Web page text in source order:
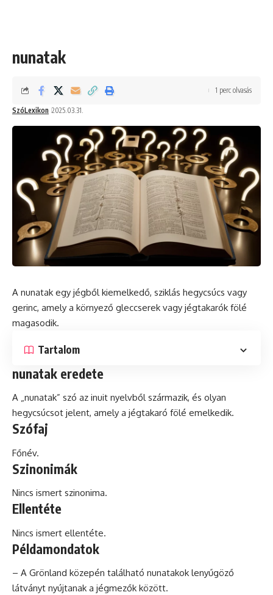
nunatak
SzóLexikon 2025.03.31.
1 perc olvasás
A nunatak egy jégből kiemelkedő, sziklás hegycsúcs vagy
gerinc, amely a környező gleccserek vagy jégtakarók fölé
magasodik.
Tartalom
nunatak eredete
A „nunatak” szó az inuit nyelvből származik, és olyan
hegycsúcsot jelent, amely a jégtakaró fölé emelkedik.
Szófaj
Főnév.
Szinonimák
Nincs ismert szinonima.
Ellentéte
Nincs ismert ellentéte.
Példamondatok
– A Grönland közepén található nunatakok lenyűgöző
látványt nyújtanak a jégmezők között.